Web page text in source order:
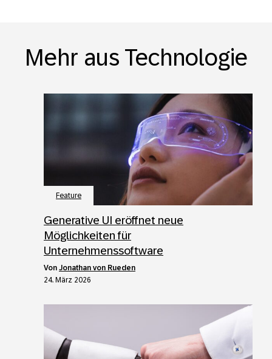
Mehr aus Technologie
Feature
Generative UI eröffnet neue
Möglichkeiten für
Unternehmenssoftware
von Jonathan von Rueden
24. März 2026